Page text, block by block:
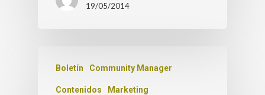
19/05/2014
Boletín Community Manager
Contenidos Marketing